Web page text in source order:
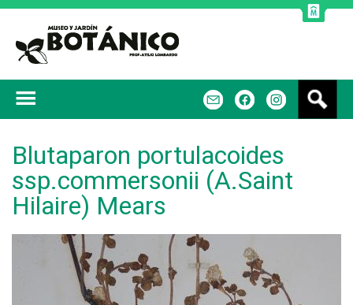
Blutaparon portulacoides
ssp.commersonii (A.Saint
Hilaire) Mears
s